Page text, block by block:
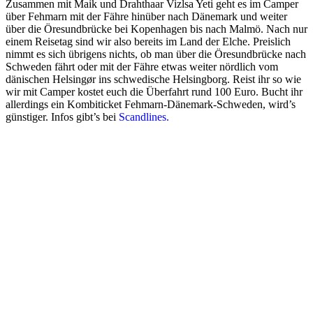
Zusammen mit Maik und Drahthaar Vizlsa Yeti geht es im Camper
über Fehmarn mit der Fähre hinüber nach Dänemark und weiter
über die Öresundbrücke bei Kopenhagen bis nach Malmö. Nach nur
einem Reisetag sind wir also bereits im Land der Elche. Preislich
nimmt es sich übrigens nichts, ob man über die Öresundbrücke nach
Schweden fährt oder mit der Fähre etwas weiter nördlich vom
dänischen Helsingør ins schwedische Helsingborg. Reist ihr so wie
wir mit Camper kostet euch die Überfahrt rund 100 Euro. Bucht ihr
allerdings ein Kombiticket Fehmarn-Dänemark-Schweden, wird’s
günstiger. Infos gibt’s bei Scandlines.